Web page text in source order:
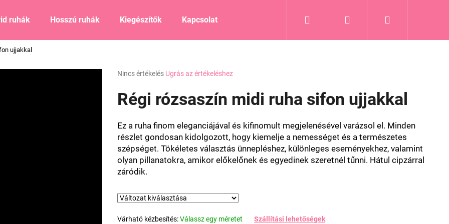
ruhák Hosszú ruhák Kiegészítők Kapcsolat Keresés Bejelentkezés
ujjakkal
A
átlagos
értékelése
0,0
csillag.
Nincs értékelés Ugrás az értékeléshez
Régi rózsaszín midi ruha sifon ujjakkal
Ez a ruha finom eleganciájával és kifinomult megjelenésével varázsol el. Minden
részlet gondosan kidolgozott, hogy kiemelje a nemességet és a természetes
szépséget. Tökéletes választás ünnepléshez, különleges eseményekhez, valamint
olyan pillanatokra, amikor előkelőnek és egyedinek szeretnél tűnni. Hátul cipzárral
záródik.
Várható kézbesítés:Válassz egy méretet Szállítási lehetőségek
KERESÉS